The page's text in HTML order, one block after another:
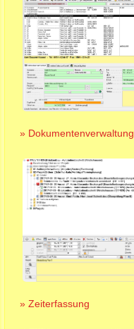
» Dokumentenverwaltung
» Zeiterfassung